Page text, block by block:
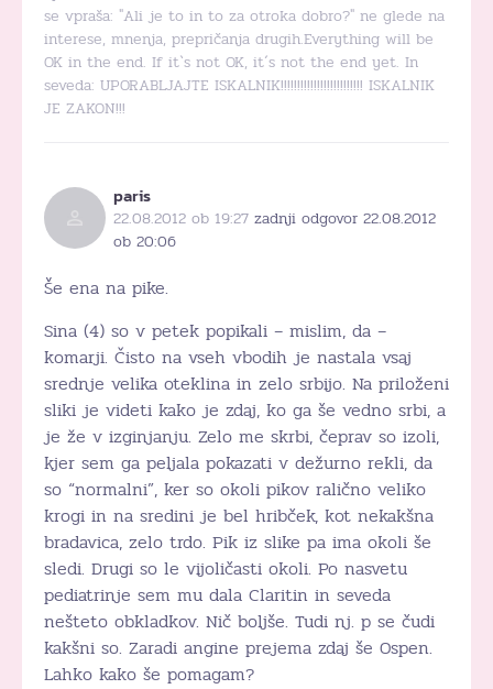
se vpraša: "Ali je to in to za otroka dobro?" ne glede na
interese, mnenja, prepričanja drugih.Everything will be
OK in the end. If it`s not OK, it´s not the end yet. In
seveda: UPORABLJAJTE ISKALNIK!!!!!!!!!!!!!!!!!!!!!!!!! ISKALNIK
JE ZAKON!!!
paris
22.08.2012 ob 19:27 zadnji odgovor 22.08.2012
ob 20:06
Še ena na pike.
Sina (4) so v petek popikali – mislim, da –
komarji. Čisto na vseh vbodih je nastala vsaj
srednje velika oteklina in zelo srbijo. Na priloženi
sliki je videti kako je zdaj, ko ga še vedno srbi, a
je že v izginjanju. Zelo me skrbi, čeprav so izoli,
kjer sem ga peljala pokazati v dežurno rekli, da
so “normalni”, ker so okoli pikov ralično veliko
krogi in na sredini je bel hribček, kot nekakšna
bradavica, zelo trdo. Pik iz slike pa ima okoli še
sledi. Drugi so le vijoličasti okoli. Po nasvetu
pediatrinje sem mu dala Claritin in seveda
nešteto obkladkov. Nič boljše. Tudi nj. p se čudi
kakšni so. Zaradi angine prejema zdaj še Ospen.
Lahko kako še pomagam?